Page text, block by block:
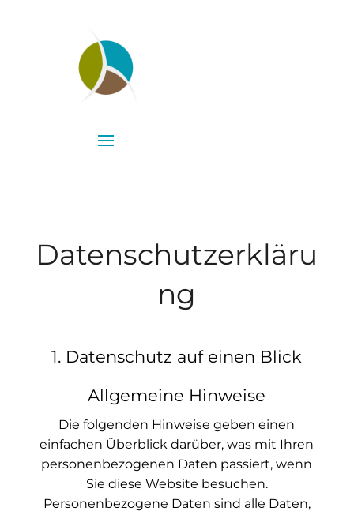
Datenschutzerkläru
ng
1. Datenschutz auf einen Blick
Allgemeine Hinweise
Die folgenden Hinweise geben einen
einfachen Überblick darüber, was mit Ihren
personenbezogenen Daten passiert, wenn
Sie diese Website besuchen.
Personenbezogene Daten sind alle Daten,